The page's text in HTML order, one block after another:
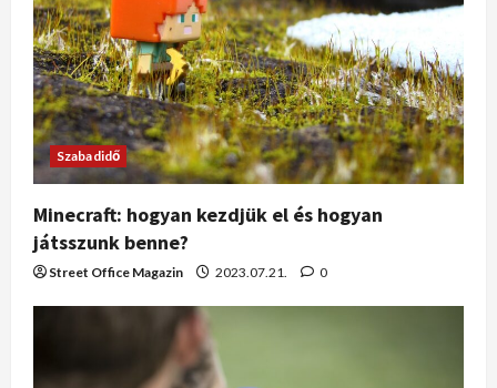
Szabadidő
Minecraft: hogyan kezdjük el és hogyan
játsszunk benne?
Street Office Magazin 2023.07.21. 0